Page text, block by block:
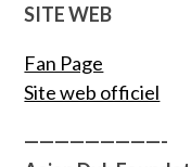
SITE WEB
Fan Page
Site web officiel
—————————-